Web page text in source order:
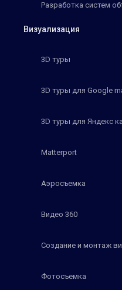
Разработка систем
Визуализация
3D туры
3D туры для Google
3D туры для Яндекс
Matterport
Аэросъемка
Видео 360
Создание и монтаж
Фотосъемка